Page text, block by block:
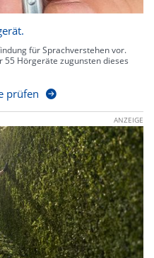
für Sprachverstehen vor.
55 Hörgeräte zugunsten dieses
prüfen
ANZEIGE